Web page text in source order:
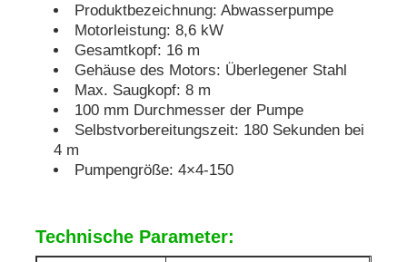
Open Frame Generator
schalldichter Generatorsatz
Hauptgebrauchsgenerator
Produktbezeichnung: Abwasserpumpe
Motorleistung: 8,6 kW
Gesamtkopf: 16 m
Gehäuse des Motors: Überlegener Stahl
Max. Saugkopf: 8 m
100 mm Durchmesser der Pumpe
Selbstvorbereitungszeit: 180 Sekunden bei
4 m
Pumpengröße: 4×4-150
Technische Parameter: